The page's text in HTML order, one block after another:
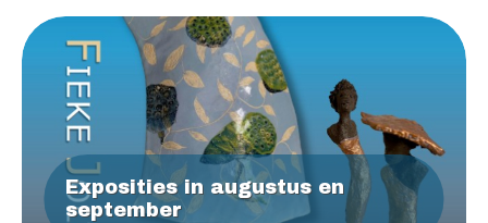
Exposities in augustus en
september